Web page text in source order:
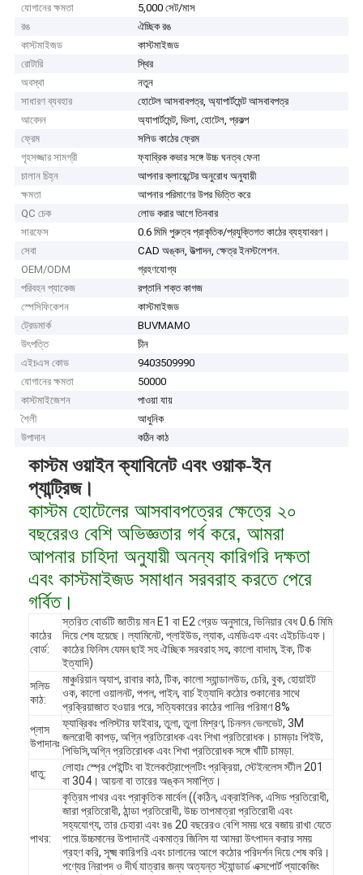
যোগানের ক্ষমতা
5,000 সেট/মাস
রঙ
ঐচ্ছিক রঙ
কাস্টমাইজড
কাস্টমাইজড
রোটারি
স্থির
অবস্থা
নতুন
সাধারণ ব্যবহার
হোটেল আসবাবপত্র, অ্যাপার্টমেন্ট আসবাবপত্র
আবেদন
অ্যাপার্টমেন্ট, ভিলা, হোটেল, প্রকল্প
ফ্রেম
সলিড কাঠের ফ্রেম
গৃহসজ্জার সামগ্রী
ফ্যাব্রিক কভার সঙ্গে উচ্চ ঘনত্ব ফেনা
চালান চিহ্ন
আপনার ক্লায়েন্টের অনুরোধ অনুযায়ী
ক্ষমতা
আপনার পরিমাণের উপর ভিত্তি করে
QC চেক
লোড করার আগে তিনবার
সারফেস
0.6 মিমি পুরুত্ব প্রাকৃতিক/প্রযুক্তিগত কাঠের ব্যহ্যাবরণ।
সেবা
CAD অঙ্কন, উত্পাদন, ক্ষেত্র ইনস্টলেশন.
OEM/ODM
গ্রহণযোগ্য
পরিবহন প্যাকেজ
রপ্তানি শক্ত কাগজ
স্পেসিফিকেশন
কাস্টমাইজড
ট্রেডমার্ক
BUVMAMO
উৎপত্তি
চীন
এইচএস কোড
9403509990
যোগানের ক্ষমতা
50000
কাস্টমাইজেশন
পাওয়া যায়
শৈলী
আধুনিক
উপাদান
কঠিন কাঠ
কাস্টম ওয়াইন ক্যাবিনেট এবং ওয়াক-ইন
প্যান্ট্রিজ।
কাস্টম হোটেলের আসবাবপত্রের ক্ষেত্রে ২০
বছরেরও বেশি অভিজ্ঞতার গর্ব করে, আমরা
আপনার চাহিদা অনুযায়ী অনন্য কারিগরি দক্ষতা
এবং কাস্টমাইজড সমাধান সরবরাহ করতে পেরে
গর্বিত।
কাঠের
বোর্ড:
স্তরিত বোর্ডটি জাতীয় মান E1 বা E2 গ্রেড অনুসারে, ভিনিয়ার বেধ 0.6 মিমি
দিয়ে শেষ হয়েছে। ল্যামিনেট, প্লাইউড, ল্যাক, এমডিএফ এবং এইচডিএফ।
কাঠের ফিনিস যেমন ছাই সহ ঐচ্ছিক সরবরাহ সহ, কালো বাদাম, ইক, টিক
ইত্যাদি)
সলিড
কাঠ:
মাঞ্চুরিয়ান অ্যাশ, রাবার কাঠ, টিক, কালো স্যান্ডালউড, চেরি, বুক, হোয়াইট
ওক, কালো ওয়ালনট, পপল, পাইন, বার্চ ইত্যাদি কঠোর শুকানোর সাথে
প্রক্রিয়াজাত হওয়ার পরে, সত্যিকারের কাঠের পানির পরিমাণ 8%
প্লাস
উপাদানঃ
ফ্যাব্রিকঃ পলিস্টার ফাইবার, তুলা, তুলা মিশ্রণ, চিনলন ভেলভেট, 3M
জলরোধী কাপড়, অগ্নি প্রতিরোধক এবং শিখা প্রতিরোধক। চামড়াঃ পিইউ,
পিভিসি,অগ্নি প্রতিরোধক এবং শিখা প্রতিরোধক সঙ্গে খাঁটি চামড়া.
ধাতু:
লোহাঃ স্প্রে পেইন্টিং বা ইলেকট্রোপ্লেটিং প্রক্রিয়া, স্টেইনলেস স্টীল 201
বা 304। আয়না বা তারের অঙ্কন সমাপ্তি।
পাথর:
কৃত্রিম পাথর এবং প্রাকৃতিক মার্বেল ((কঠিন, এক্রাইলিক, এসিড প্রতিরোধী,
জারা প্রতিরোধী, ঠান্ডা প্রতিরোধী, উচ্চ তাপমাত্রা প্রতিরোধী এবং
সহ্যযোগ্য, তার চেহারা এবং রঙ 20 বছরেরও বেশি সময় ধরে বজায় রাখা যেতে
পারে.উচ্চমানের উপাদানই একমাত্র জিনিস যা আমরা উৎপাদন করার সময়
গ্রহণ করি, সূক্ষ্ম কারিগরি এবং চালানের আগে কঠোর পরিদর্শন দিয়ে শেষ করি।
পণ্যের নিরাপদ ও দীর্ঘ যাত্রার জন্য অত্যন্ত স্ট্যান্ডার্ড এক্সপোর্ট প্যাকেজিং